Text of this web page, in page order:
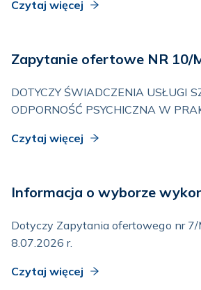
Czytaj więcej
Zapytanie ofertowe NR 10/
DOTYCZY ŚWIADCZENIA USŁUGI
ODPORNOŚĆ PSYCHICZNA W
Czytaj więcej
Informacja o wyborze
Dotyczy Zapytania ofertowego nr 7/
8.07.2026 r.
Czytaj więcej